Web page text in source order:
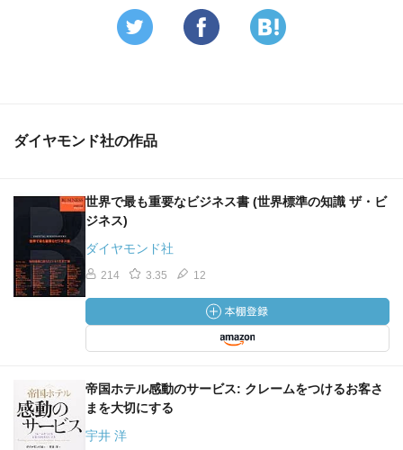
ダイヤモンド社の作品
世界で最も重要なビジネス書 (世界標準の知識 ザ・ビ
ジネス)
ダイヤモンド社
214 3.35 12
帝国ホテル感動のサービス: クレームをつけるお客さ
まを大切にする
宇井 洋